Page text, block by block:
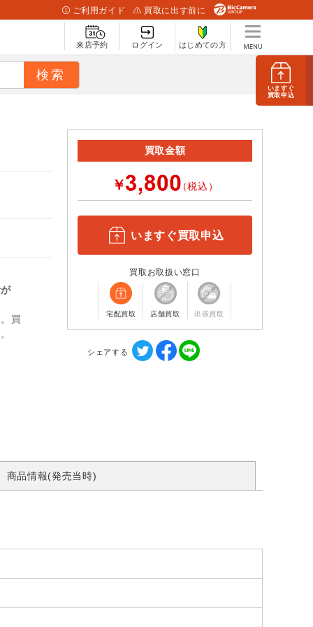
いますぐ
買取申込
ご利用ガイド 買取に出す前に
来店予約 ログイン はじめての方
買
買取金額
￥ （税込）
いますぐ買取申込
買取お取扱い窓口
宅配買取 店舗買取 出張買取
シェアする
商品情報(発売当時)